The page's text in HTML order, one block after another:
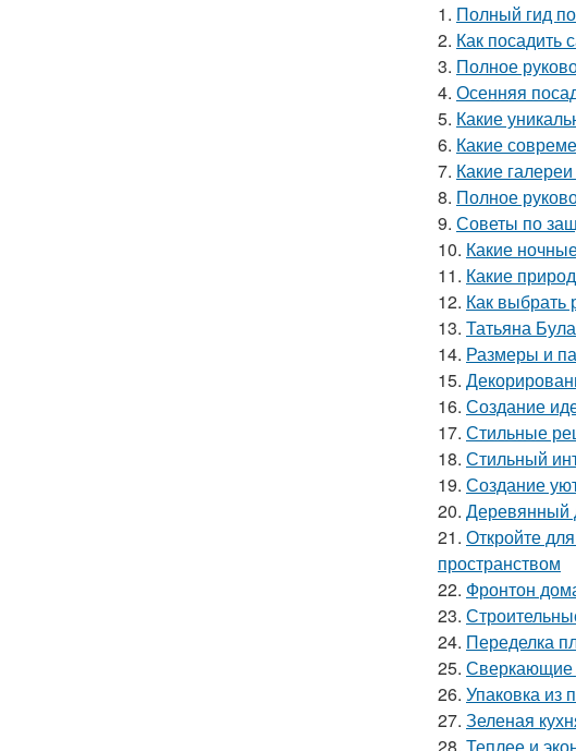
1. Полный гид
2. Как посадить
3. Полное
4. Осенняя
5. Какие
6. Какие
7. Какие
8. Полное
9. Советы по
10. Какие
11. Какие
12. Как выбрать
13. Татьяна
14. Размеры и
15.
16. Создание
17. Стильные
18. Стильный
19. Создание
20. Деревянный
21. Откройте
пространством
22. Фронтон
23.
24. Переделка
25. Сверкающие
26. Упаковка из
27. Зеленая